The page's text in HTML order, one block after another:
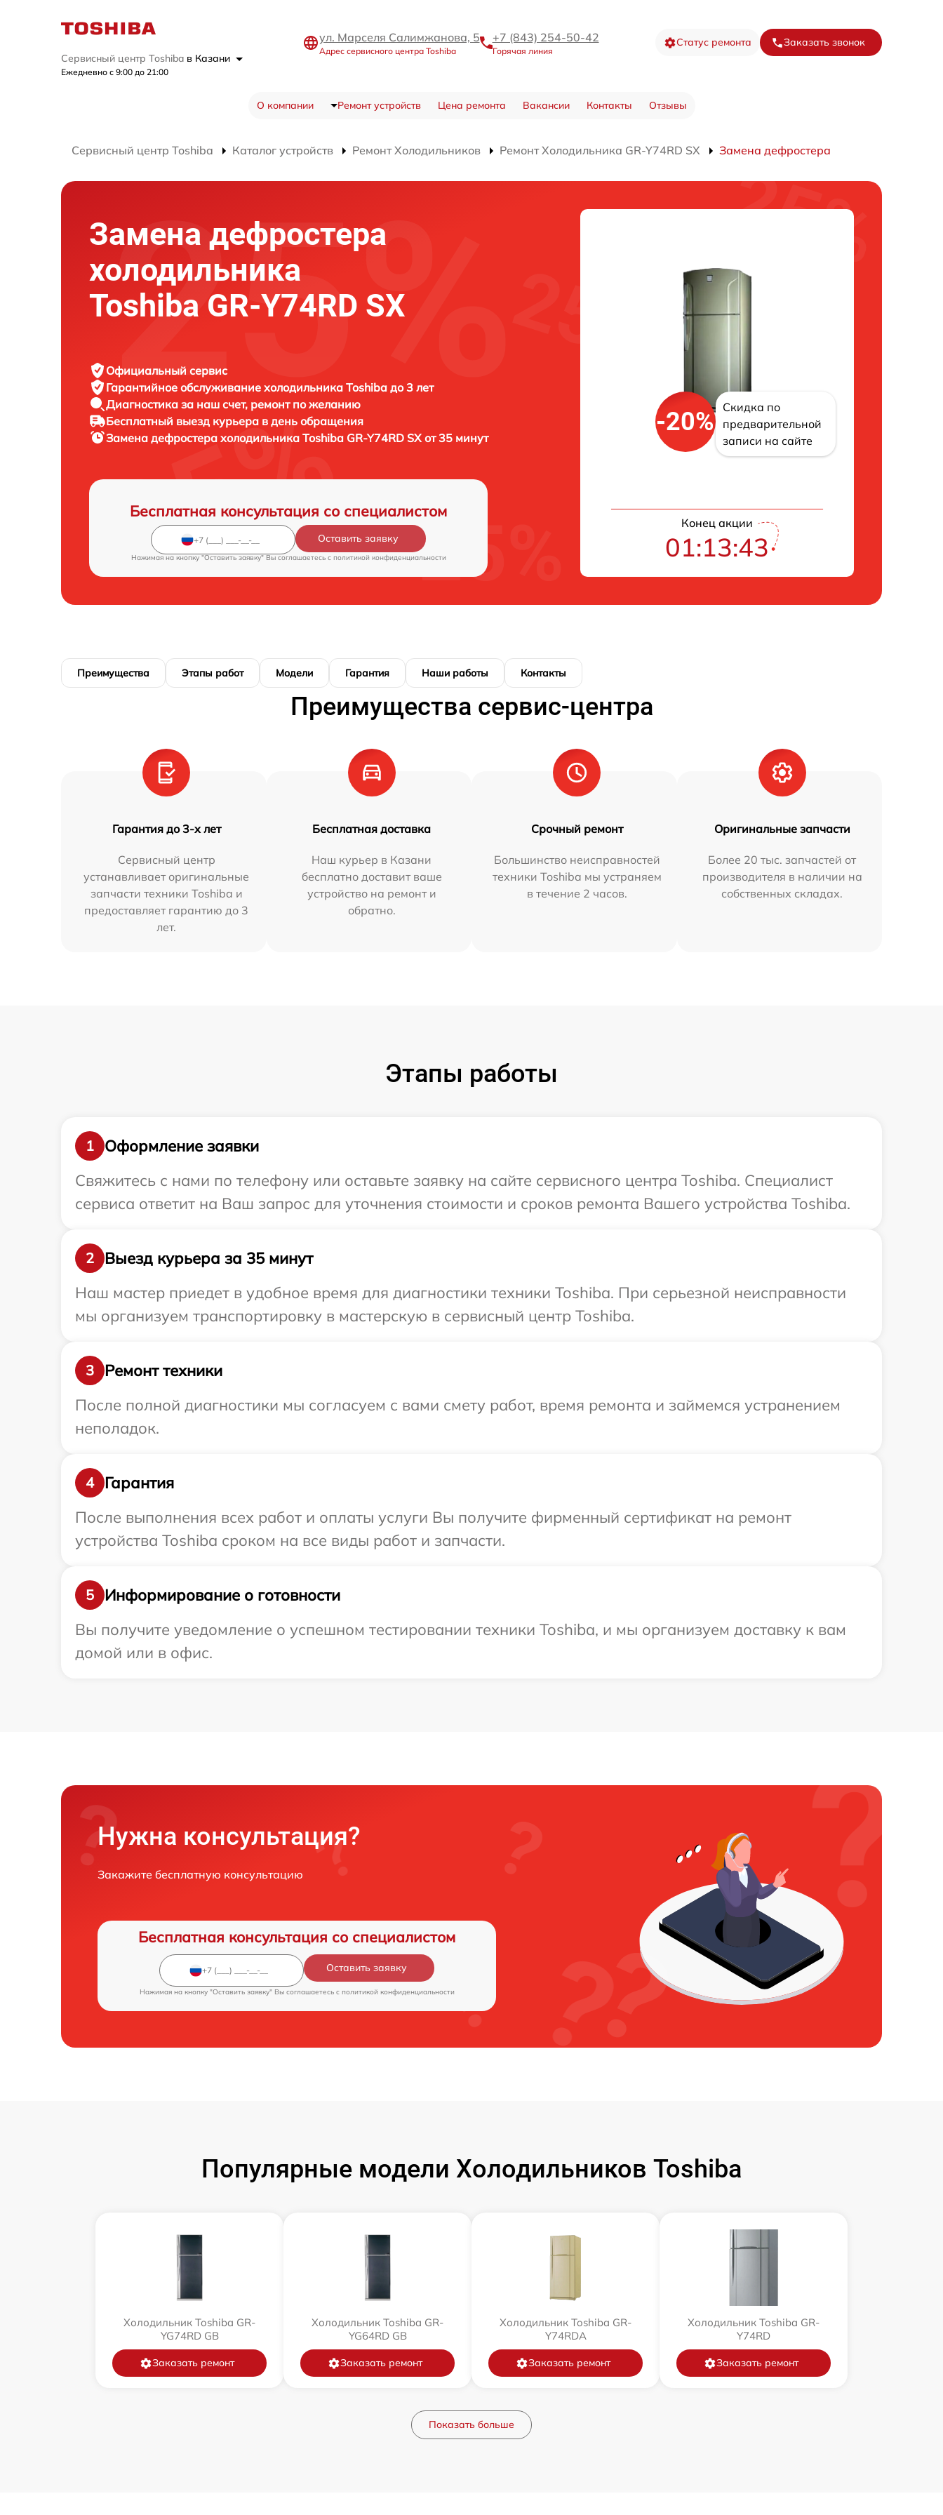
Сервисный центр Toshiba в Казани
Ежедневно с 9:00 до 21:00
ул. Марселя Салимжанова, 5
Адрес сервисного центра Toshiba
+7 (843) 254-50-42
Горячая линия
Статус ремонта Заказать звонок
О компании Ремонт устройств Цена ремонта Вакансии Контакты Отзывы
Сервисный центр Toshiba Каталог устройств Ремонт Холодильников Ремонт Холодильника GR-Y74RD SX Замена дефростера
Замена дефростера
холодильника
Toshiba GR-Y74RD SX
Официальный сервис
Гарантийное обслуживание холодильника Toshiba до 3 лет
Диагностика за наш счет, ремонт по желанию
Бесплатный выезд курьера в день обращения
Замена дефростера холодильника Toshiba GR-Y74RD SX от 35 минут
Бесплатная консультация со специалистом
Оставить заявку
Нажимая на кнопку "Оставить заявку" Вы соглашаетесь c политикой конфиденциальности
-20%
Скидка по
предварительной
записи на сайте
Конец акции
01:13:42
Преимущества Этапы работ Модели Гарантия Наши работы Контакты
Преимущества сервис-центра
Гарантия до 3-х лет
Сервисный центр
устанавливает оригинальные
запчасти техники Toshiba и
предоставляет гарантию до 3
лет.
Бесплатная доставка
Наш курьер в Казани
бесплатно доставит ваше
устройство на ремонт и
обратно.
Срочный ремонт
Большинство неисправностей
техники Toshiba мы устраняем
в течение 2 часов.
Оригинальные запчасти
Более 20 тыс. запчастей от
производителя в наличии на
собственных складах.
Этапы работы
1
Оформление заявки
Свяжитесь с нами по телефону или оставьте заявку на сайте сервисного центра Toshiba. Специалист
сервиса ответит на Ваш запрос для уточнения стоимости и сроков ремонта Вашего устройства Toshiba.
2
Выезд курьера за 35 минут
Наш мастер приедет в удобное время для диагностики техники Toshiba. При серьезной неисправности
мы организуем транспортировку в мастерскую в сервисный центр Toshiba.
3
Ремонт техники
После полной диагностики мы согласуем с вами смету работ, время ремонта и займемся устранением
неполадок.
4
Гарантия
После выполнения всех работ и оплаты услуги Вы получите фирменный сертификат на ремонт
устройства Toshiba сроком на все виды работ и запчасти.
5
Информирование о готовности
Вы получите уведомление о успешном тестировании техники Toshiba, и мы организуем доставку к вам
домой или в офис.
Нужна консультация?
Закажите бесплатную консультацию
Бесплатная консультация со специалистом
Оставить заявку
Нажимая на кнопку "Оставить заявку" Вы соглашаетесь c политикой конфиденциальности
Популярные модели Холодильников Toshiba
Холодильник Toshiba GR-
YG74RD GB
Заказать ремонт
Холодильник Toshiba GR-
YG64RD GB
Заказать ремонт
Холодильник Toshiba GR-
Y74RDA
Заказать ремонт
Холодильник Toshiba GR-
Y74RD
Заказать ремонт
Показать больше